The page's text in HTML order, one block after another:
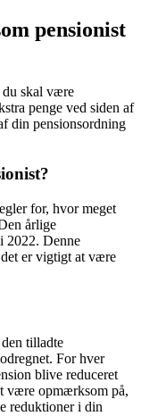
pensionist
du skal være
penge ved siden af
din pensionsordning
for, hvor meget
årlige
2022. Denne
er vigtigt at være
tilladte
For hver
blive reduceret
være opmærksom på,
reduktioner i din